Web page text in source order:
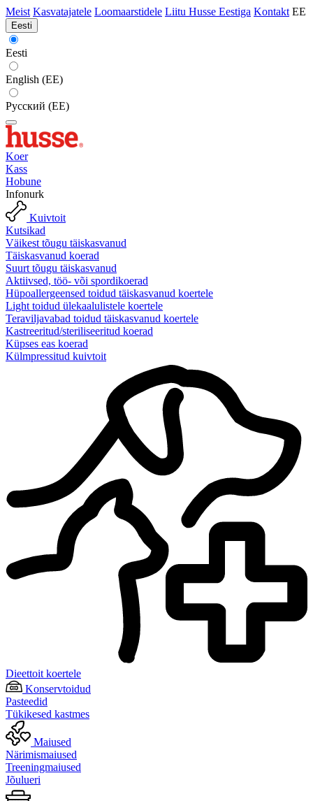
Meist Kasvatajatele Loomaarstidele Liitu Husse Eestiga Kontakt EE
Eesti
Eesti
English (EE)
Русский (EE)
Koer
Kass
Hobune
Infonurk
Kuivtoit
Kutsikad
Väikest tõugu täiskasvanud
Täiskasvanud koerad
Suurt tõugu täiskasvanud
Aktiivsed, töö- või spordikoerad
Hüpoallergeensed toidud täiskasvanud koertele
Light toidud ülekaalulistele koertele
Teraviljavabad toidud täiskasvanud koertele
Kastreeritud/steriliseeritud koerad
Küpses eas koerad
Külmpressitud kuivtoit
Dieettoit koertele
Konservtoidud
Pasteedid
Tükikesed kastmes
Maiused
Närimismaiused
Treeningmaiused
Jõulueri